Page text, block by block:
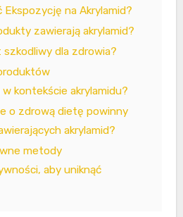
Ekspozycję na Akrylamid?
zawierają akrylamid?
szkodliwy dla zdrowia?
kontekście akrylamidu?
o zdrową dietę powinny
akrylamid?
metody
aby uniknąć